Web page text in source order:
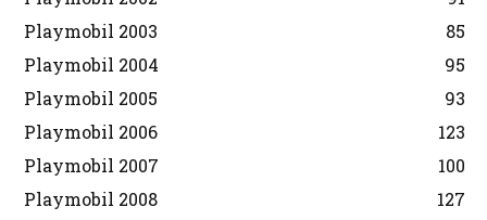
Playmobil 2003
85
Playmobil 2004
95
Playmobil 2005
93
Playmobil 2006
123
Playmobil 2007
100
Playmobil 2008
127